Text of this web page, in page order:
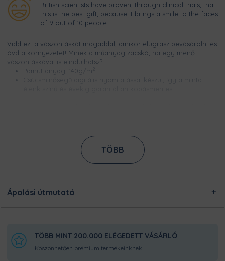
British scientists have proven, through clinical trials, that
this is the best gift, because it brings a smile to the faces
of 9 out of 10 people.
Vidd ezt a vászontáskát magaddal, amikor elugrasz bevásárolni és
óvd a környezetet! Minek a műanyag zacskó, ha egy menő
vászontáskával is elindulhatsz?
Pamut anyag, 140g/m
azon dolgoznak, hogy minél gyorsabban elkészüljenek a
rendeléseddel, és még frissen és ropogósan, kerüljön
TÖBB
Ápolási útmutató
TÖBB MINT 200.000 ELÉGEDETT VÁSÁRLÓ
Köszönhetően prémium termékeinknek